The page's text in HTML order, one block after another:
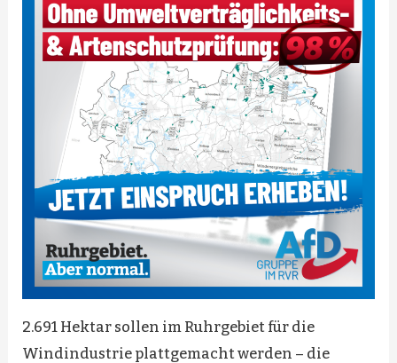
2.691 Hektar sollen im Ruhrgebiet für die
Windindustrie plattgemacht werden – die